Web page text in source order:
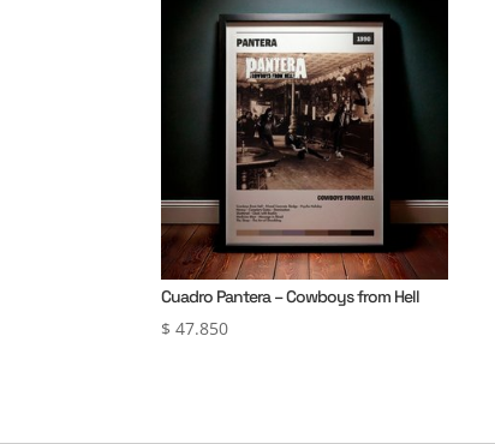
Cuadro Pantera – Cowboys from Hell
$ 47.850